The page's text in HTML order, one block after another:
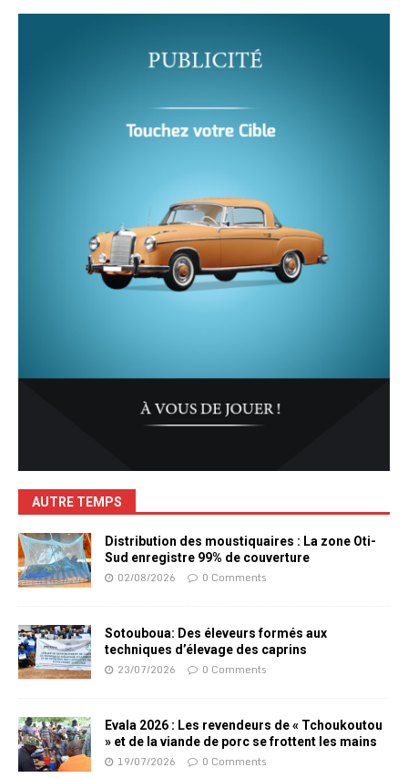
AUTRE TEMPS
Distribution des moustiquaires : La zone Oti-
Sud enregistre 99% de couverture
02/08/2026 0 Comments
Sotouboua: Des éleveurs formés aux
techniques d’élevage des caprins
23/07/2026 0 Comments
Evala 2026 : Les revendeurs de « Tchoukoutou
» et de la viande de porc se frottent les mains
19/07/2026 0 Comments